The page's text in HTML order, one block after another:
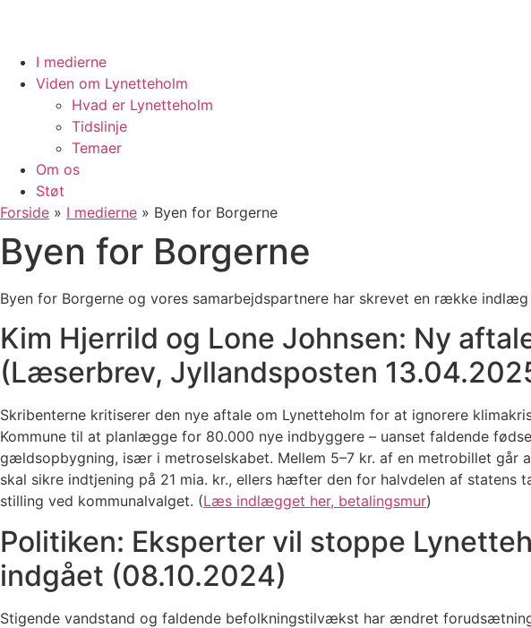
I medierne
Viden om Lynetteholm
Hvad er Lynetteholm
Tidslinje
Temaer
Om os
Støt
Forside » I medierne » Byen for Borgerne
Byen for Borgerne
Byen for Borgerne og vores samarbejdspartnere har skrevet en række
Kim Hjerrild og Lone Johnsen: Ny
(Læserbrev, Jyllandsposten
Skribenterne kritiserer den nye aftale om Lynetteholm for at ignorere
Kommune til at planlægge for 80.000 nye indbyggere – uanset faldende
gældsopbygning, især i metroselskabet. Mellem 5–7 kr. af en metrobillet går
skal sikre indtjening på 21 mia. kr., ellers hæfter den for halvdelen af
stilling ved kommunalvalget. (Læs indlægget her, betalingsmur)
Politiken: Eksperter vil stoppe
indgået (08.10.2024)
Stigende vandstand og faldende befolkningstilvækst har ændret